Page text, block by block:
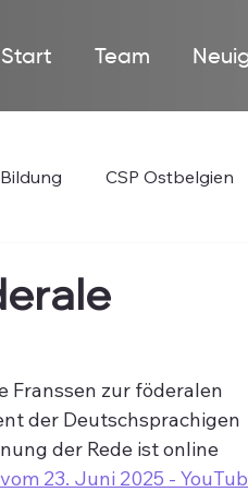
Start Team
Bildung CSP Ostbelgien
Franssen zur föderalen
der Deutschsprachigen
der Rede ist online
23. Juni 2025 -